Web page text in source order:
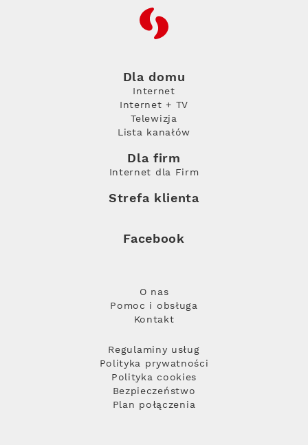
RFC
Dla domu
Internet
Internet + TV
Telewizja
Lista kanałów
Dla firm
Internet dla Firm
Strefa klienta
Facebook
O nas
Pomoc i obsługa
Kontakt
Regulaminy usług
Polityka prywatności
Polityka cookies
Bezpieczeństwo
Plan połączenia